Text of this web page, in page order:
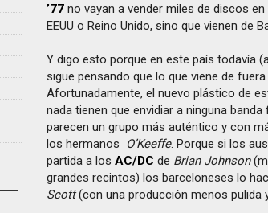
’77 no vayan a vender miles de discos
EEUU o Reino Unido, sino que vienen de
Y digo esto porque en este país todavía
sigue pensando que lo que viene de
Afortunadamente, el nuevo plástico de
nada tienen que envidiar a ninguna
parecen un grupo más auténtico y con
los hermanos
O’Keeffe. Porque si los
partida a losAC/DC de Brian Johnson
grandes recintos) los barceloneses lo
Scott(con una producción menos pulida